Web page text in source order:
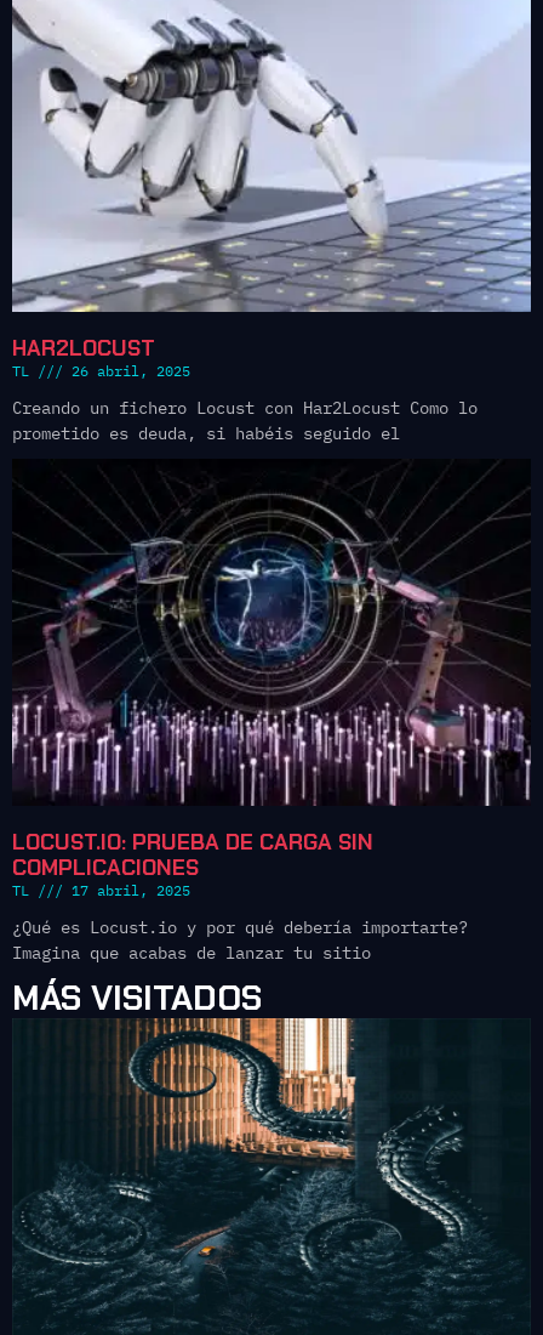
HAR2LOCUST
TL 26 abril, 2025
Creando un fichero Locust con Har2Locust Como lo
prometido es deuda, si habéis seguido el
LOCUST.IO: PRUEBA DE CARGA SIN
COMPLICACIONES
TL 17 abril, 2025
¿Qué es Locust.io y por qué debería importarte?
Imagina que acabas de lanzar tu sitio
MÁS VISITADOS